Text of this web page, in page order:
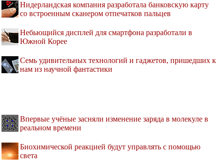
Нидерландская компания разработала банковскую карту
со встроенным сканером отпечатков пальцев
Небьющийся дисплей для смартфона разработали в
Южной Корее
Семь удивительных технологий и гаджетов, пришедших к
нам из научной фантастики
Впервые учёные засняли изменение заряда в молекуле в
реальном времени
Биохимической реакцией будут управлять с помощью
света